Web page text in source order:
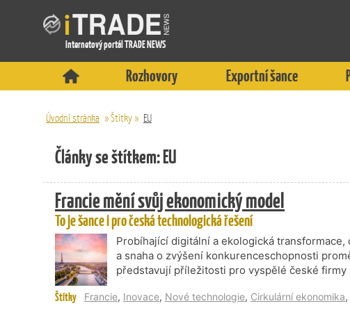
Internetový portál TRADE NEWS
Rozhovory Exportní šance
Úvodní stránka »Štítky» EU
Články se štítkem: EU
Francie mění svůj ekonomický model
To je šance i pro česká technologická řešení
Probíhající digitální a ekologická
a snaha o zvýšení konkurenceschopnosti
představují příležitosti pro vyspělé české
Štítky Francie, Inovace, Nové technologie, Cirkulární ekonomika,